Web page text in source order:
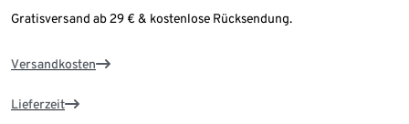
Gratisversand ab 29 € & kostenlose Rücksendung.
Versandkosten
Lieferzeit